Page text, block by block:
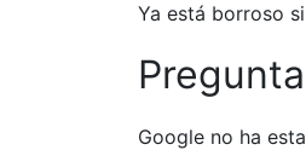
Ya está borroso
Google no ha